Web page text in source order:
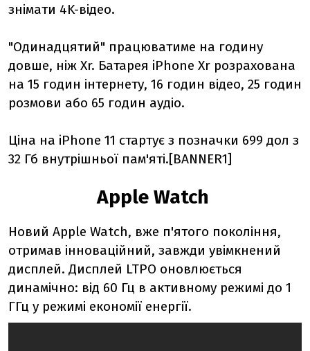
знімати 4K-відео.
"Одинадцятий" працюватиме на годину
довше, ніж Xr. Батарея iPhone Xr розрахована
на 15 годин інтернету, 16 годин відео, 25 годин
розмови або 65 годин аудіо.
Ціна на iPhone 11 стартує з позначки 699 дол з
32 Гб внутрішньої пам'яті.[BANNER1]
Apple Watch
Новий Apple Watch, вже п'ятого покоління,
отримав інноваційний, завжди увімкнений
дисплей. Дисплей LTPO оновлюється
динамічно: від 60 Гц в активному режимі до 1
ГГц у режимі економії енергії.